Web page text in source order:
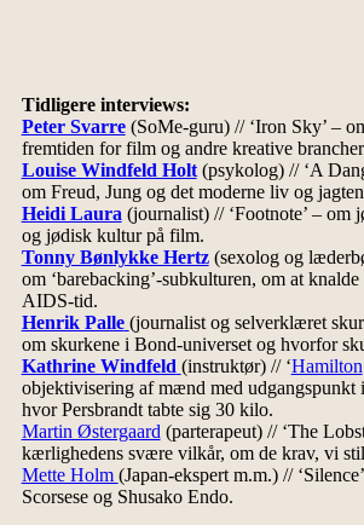
Tidligere interviews:
Peter Svarre(SoMe-guru) // ‘Iron Sky’ –
fremtiden for film og andre kreative
Louise Windfeld Holt(psykolog) // ‘A
om Freud, Jung og det moderne liv og
Heidi Laura (journalist) // ‘Footnote’ – om
og jødisk kultur på film.
Tonny Bønlykke Hertz(sexolog og
om ‘barebacking’-subkulturen, om at
AIDS-tid.
Henrik Palle (journalist og selverklæret
om skurkene i Bond-universet og hvorfor
Kathrine Windfeld (instruktør) // ‘Hamilton
objektivisering af mænd med udgangspunkt
hvor Persbrandt tabte sig 30 kilo.
Martin Østergaard (parterapeut) // ‘The
kærlighedens svære vilkår, om de krav, vi
Mette Holm (Japan-ekspert m.m.) //
Scorsese og Shusako Endo.